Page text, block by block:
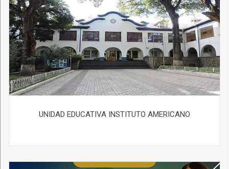
UNIDAD EDUCATIVA INSTITUTO AMERICANO